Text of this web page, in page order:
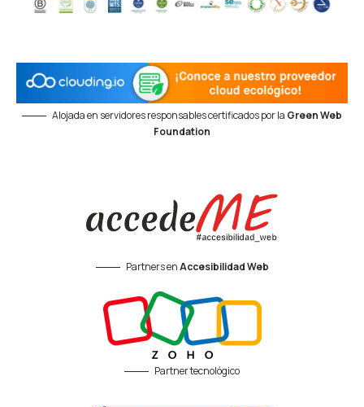
Alojada en servidores responsables certificados por la Green Web
Foundation
Partners enAccesibilidad Web
Partner tecnológico